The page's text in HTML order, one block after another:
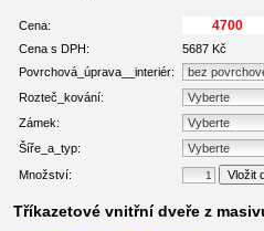
Cena:
Cena s DPH:
5687 Kč
Povrchová_úprava__interiér:
Rozteč_kování:
Zámek:
Šíře_a_typ:
Množství:
Tříkazetové vnitřní dveře z